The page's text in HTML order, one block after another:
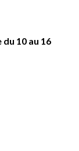
10 au 16